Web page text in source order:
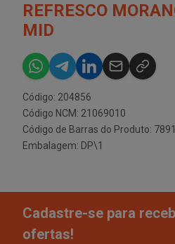
REFRESCO
MID
Código: 204856
Código NCM: 21069010
Código de Barras do Produto:
Embalagem: DP\1
Cadastre-se para
ofertas!